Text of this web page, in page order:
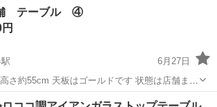
テーブル
テーブル ④
6月27日
ドです 状態は店舗また
品は店舗
西春駅 テーブル 店舗